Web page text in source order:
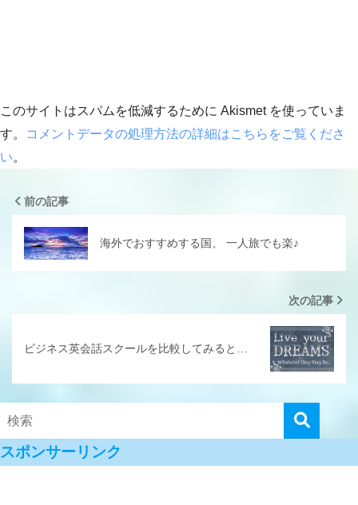
このサイトはスパムを低減するために Akismet を使っていま
す。
コメントデータの処理方法の詳細はこちらをご覧くださ
い。
前の記事
海外でおすすめする国、 一人旅でも楽♪
次の記事
ビジネス英会話スクールを比較してみると…
スポンサーリンク